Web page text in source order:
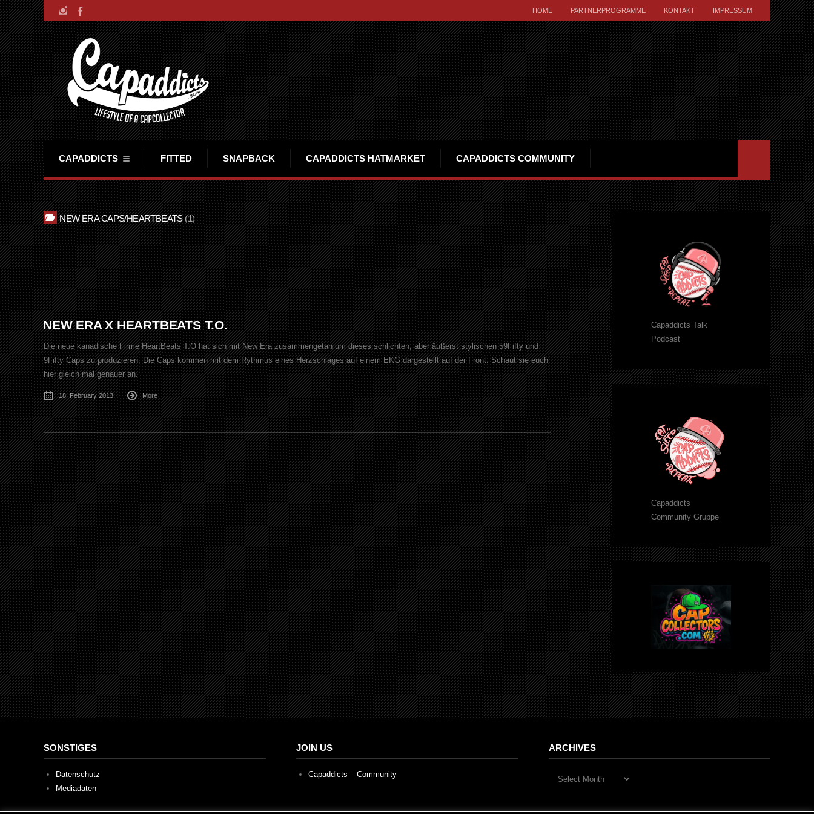
HOME PARTNERPROGRAMME KONTAKT IMPRESSUM
CAPADDICTS FITTED SNAPBACK CAPADDICTS HATMARKET CAPADDICTS COMMUNITY
NEW ERA CAPS/HEARTBEATS 1
NEW ERA X HEARTBEATS T.O.
Die neue kanadische Firme HeartBeats T.O hat sich mit New Era zusammengetan um dieses schlichten, aber äußerst stylischen 59Fifty und
9Fifty Caps zu produzieren. Die Caps kommen mit dem Rythmus eines Herzschlages auf einem EKG dargestellt auf der Front. Schaut sie euch
hier gleich mal genauer an.
18. February 2013 More
Capaddicts Talk
Podcast
Capaddicts
Community Gruppe
SONSTIGES
Datenschutz
Mediadaten
JOIN US
Capaddicts – Community
ARCHIVES